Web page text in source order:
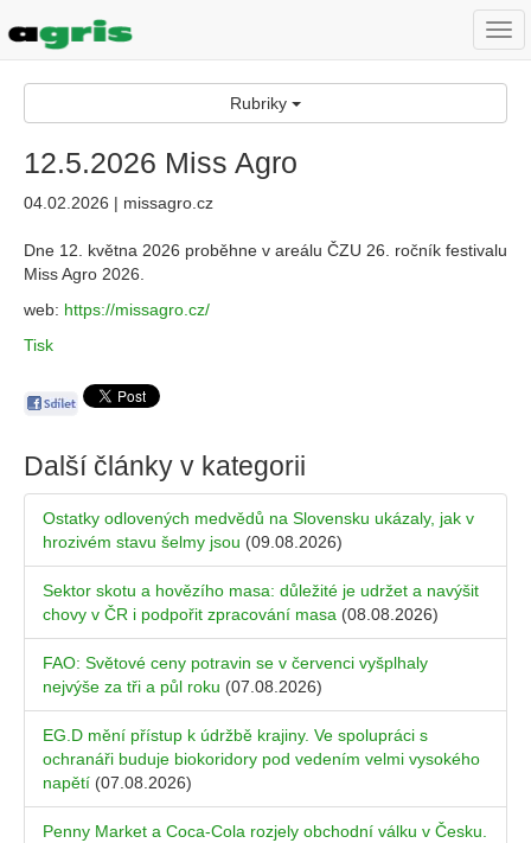
Rubriky
12.5.2026 Miss Agro
04.02.2026 | missagro.cz
Dne 12. května 2026 proběhne v areálu ČZU 26. ročník festivalu
Miss Agro 2026.
web: https://missagro.cz/
Tisk
Další články v kategorii
Ostatky odlovených medvědů na Slovensku ukázaly, jak v
hrozivém stavu šelmy jsou (09.08.2026)
Sektor skotu a hovězího masa: důležité je udržet a navýšit
chovy v ČR i podpořit zpracování masa (08.08.2026)
FAO: Světové ceny potravin se v červenci vyšplhaly
nejvýše za tři a půl roku (07.08.2026)
EG.D mění přístup k údržbě krajiny. Ve spolupráci s
ochranáři buduje biokoridory pod vedením velmi vysokého
napětí (07.08.2026)
Penny Market a Coca-Cola rozjely obchodní válku v Česku.